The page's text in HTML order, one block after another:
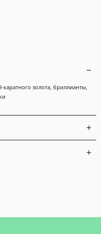
золота, бриллианты,